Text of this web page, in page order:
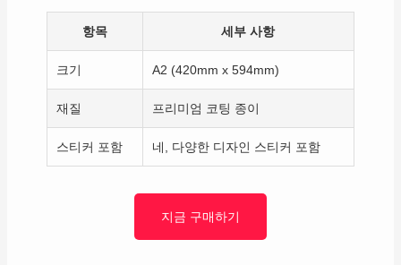
항목 세부 사항
크기 A2 (420mm x 594mm)
재질 프리미엄 코팅 종이
스티커 포함 네, 다양한 디자인 스티커 포함
지금 구매하기